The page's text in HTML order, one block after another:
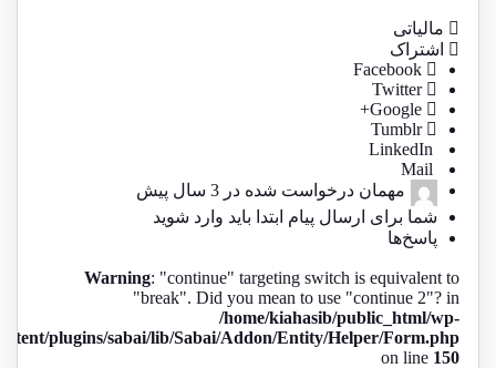
مالیاتی
اشتراک
Facebook
Twitter
Google+
Tumblr
مهمان درخواست شده در3 سال پیش
شما برای ارسال پیام ابتدا باید وارد شوید
پاسخ‌ها
Warning: "continue" targeting switch is equivalent to
"break". Did you mean to use "continue 2"? in
/home/kiahasib/public_html/wp-
plugins/sabai/lib/Sabai/Addon/Entity/Helper/Form.php
on line 150